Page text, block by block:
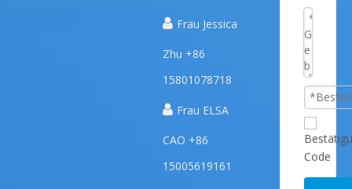
 Frau Jessica
Zhu +86
15801078718
 Frau ELSA
CAO +86
15005619161